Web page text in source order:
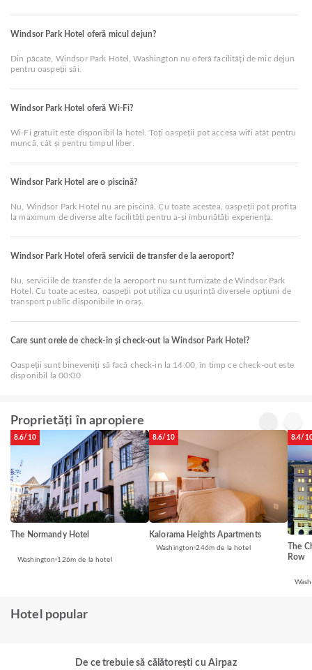
Windsor Park Hotel oferă micul dejun?
Din păcate, Windsor Park Hotel, Washington nu oferă facilități de mic dejun
pentru oaspeții săi.
Windsor Park Hotel oferă Wi-Fi?
Wi-Fi gratuit este disponibil la hotel. Toți oaspeții pot accesa wifi atât pentru
muncă, cât și pentru timpul liber.
Windsor Park Hotel are o piscină?
Nu, Windsor Park Hotel nu are piscină. Cu toate acestea, oaspeții pot profita
la maximum de diverse alte facilități pentru a-și îmbunătăți experiența.
Windsor Park Hotel oferă servicii de transfer de la aeroport?
Nu, serviciile de transfer de la aeroport nu sunt furnizate de Windsor Park
Hotel. Cu toate acestea, oaspeții pot utiliza cu ușurință diversele opțiuni de
transport public disponibile în oraș.
Care sunt orele de check-in și check-out la Windsor Park Hotel?
Oaspeții sunt bineveniți să facă check-in la 14:00, în timp ce check-out este
disponibil la 00:00
Proprietăți în apropiere
8.6/10
The Normandy Hotel
Washington 126m de la hotel
8.6/10
Kalorama Heights Apartments
Washington 246m de la hotel
8.4/
The
Row
Hotel popular
De ce trebuie să călătorești cu Airpaz